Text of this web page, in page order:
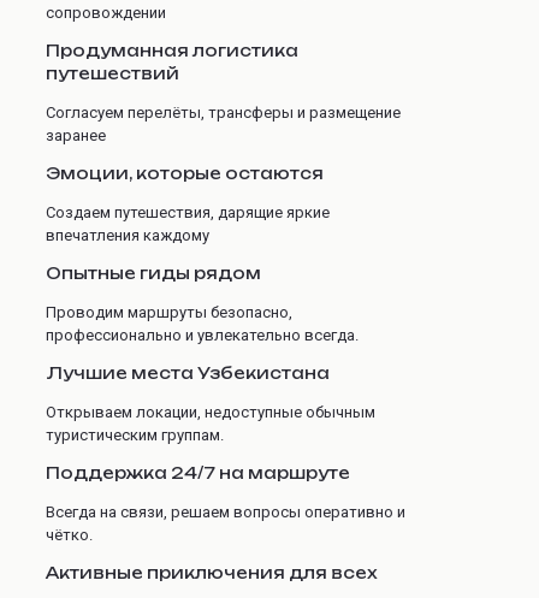
сопровождении
Продуманная логистика
путешествий
Согласуем перелёты, трансферы и размещение
заранее
Эмоции, которые остаются
Создаем путешествия, дарящие яркие
впечатления каждому
Опытные гиды рядом
Проводим маршруты безопасно,
профессионально и увлекательно всегда.
Лучшие места Узбекистана
Открываем локации, недоступные обычным
туристическим группам.
Поддержка 24/7 на маршруте
Всегда на связи, решаем вопросы оперативно и
чётко.
Активные приключения для всех